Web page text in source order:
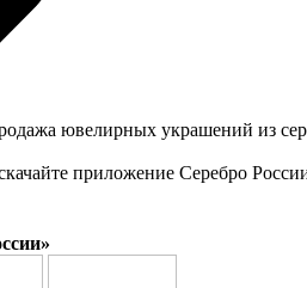
ювелирных украшений из
приложение Серебро